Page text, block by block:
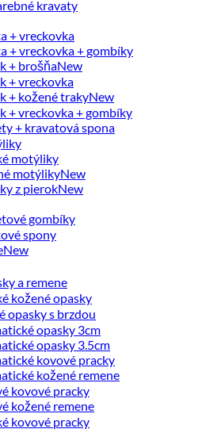
kravaty
+ vreckovka
+ vreckovka + gombíky
+ brošňa
+ vreckovka
+ kožené traky
+ vreckovka + gombíky
+ kravatová spona
motýliky
motýliky
z pierok
gombíky
spony
a remene
kožené opasky
opasky s brzdou
opasky 3cm
opasky 3.5cm
kovové pracky
kožené remene
kovové pracky
kožené remene
kovové pracky